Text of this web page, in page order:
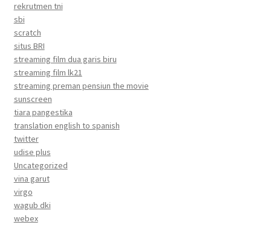
rekrutmen tni
sbi
scratch
situs BRI
streaming film dua garis biru
streaming film lk21
streaming preman pensiun the movie
sunscreen
tiara pangestika
translation english to spanish
twitter
udise plus
Uncategorized
vina garut
virgo
wagub dki
webex